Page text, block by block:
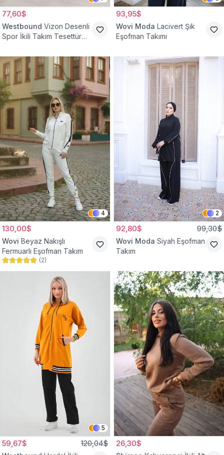
77,60$
Westbound Vizon Desenli
Spor İkili Takım Tesettür
93,95$
Wovi Moda Lacivert Şık
Eşofman Takımı
4
130,00$
Wovi Beyaz Nakışlı
Fermuarlı Eşofman Takım
(2)
2
92,80$ 99,30$
Wovi Moda Siyah Eşofman
Takım
5
59,67$ 120,04$ 26,30$